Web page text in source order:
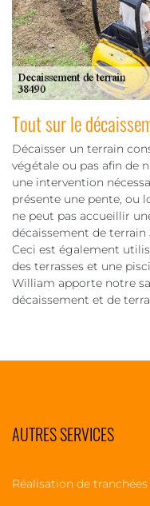
Tout sur le
Décaisser un terrain
végétale ou pas afin de
une intervention
présente une pente, ou
ne peut pas accueillir
décaissement de terrain
Ceci est également
des terrasses et une
William apporte notre
décaissement et de
AUTRES SERVICES
Réalisation de tranchées